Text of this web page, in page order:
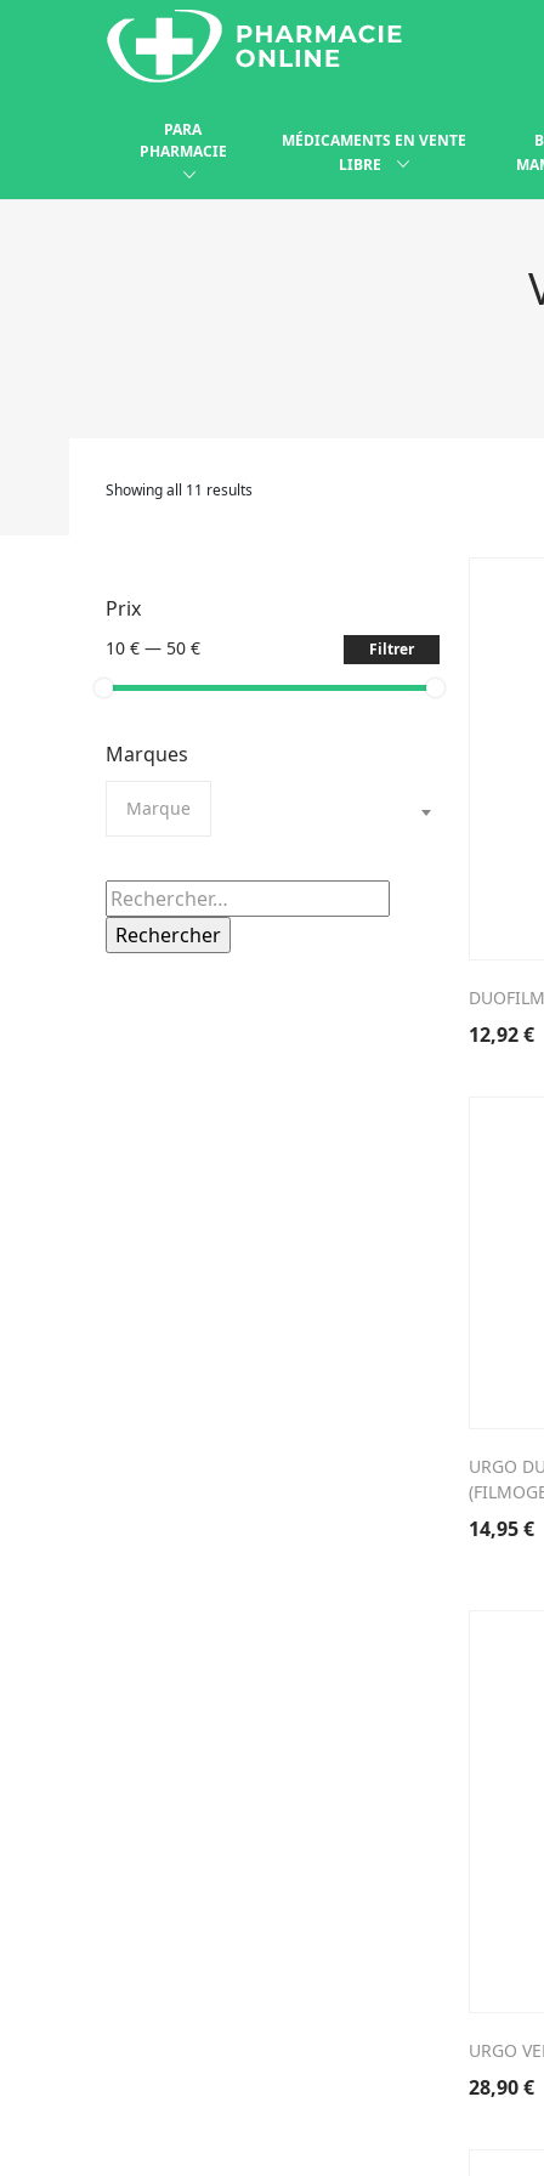
PARA
PHARMACIE
MÉDICAMENTS EN VENTE
LIBRE
Showing all 11 results
Prix
10 € — 50 € Filtrer
Marques
Marque
Rechercher :
12,92€
URGO
14,95€
URGO
28,90€